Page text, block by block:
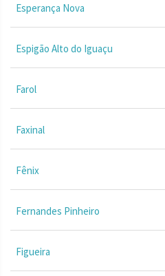
Esperança Nova
Espigão Alto do Iguaçu
Farol
Faxinal
Fênix
Fernandes Pinheiro
Figueira